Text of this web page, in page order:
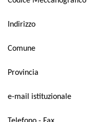
Indirizzo
Comune
Provincia
e-mail istituzionale